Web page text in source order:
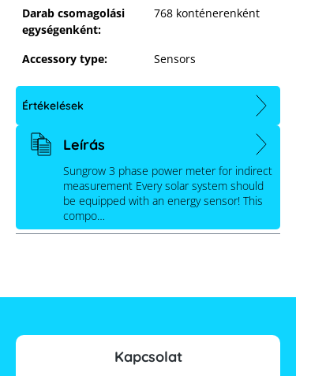
Darab csomagolási
egységenként:
768 konténerenként
Accessory type: Sensors
Értékelések
Leírás
Sungrow 3 phase power meter for indirect
measurement Every solar system should
be equipped with an energy sensor! This
compo…
Kapcsolat